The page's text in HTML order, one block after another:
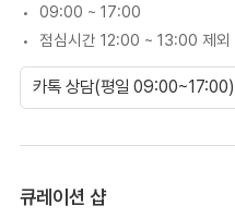
09:00 ~ 17:00
점심시간 12:00 ~ 13:00 제외
카톡 상담(평일 09:00~17:00)
큐레이션 샵